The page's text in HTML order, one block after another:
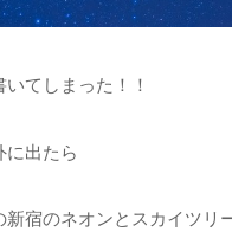
いてしまった！！
に出たら
新宿のネオンとスカイツリ